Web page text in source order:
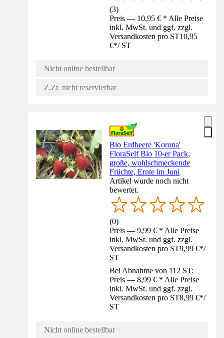
(3)
Preis — 10,95 € * Alle Preise
inkl. MwSt. und ggf. zzgl.
Versandkosten pro ST10,95
€*/ ST
Nicht online bestellbar
Z.Zt. nicht reservierbar
Bio Erdbeere 'Korona'
FloraSelf Bio 10-er Pack,
große, wohlschmeckende
Früchte, Ernte im Juni
Artikel wurde noch nicht
bewertet.
(0)
Preis — 9,99 € * Alle Preise
inkl. MwSt. und ggf. zzgl.
Versandkosten pro ST9,99 €*/
ST
Bei Abnahme von 112 ST:
Preis — 8,99 € * Alle Preise
inkl. MwSt. und ggf. zzgl.
Versandkosten pro ST8,99 €*/
ST
Nicht online bestellbar